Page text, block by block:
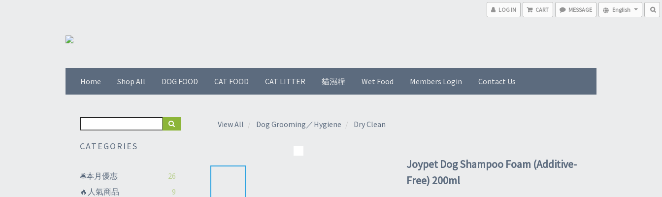
LOG IN CART MESSAGE English
Home Shop All DOG FOOD CAT FOOD CAT LITTER 貓濕糧 Wet Food Members Login Contact Us
CATEGORIES
🛎️本月優惠
26
🔥人氣商品
9
View All Dog Grooming／Hygiene Dry Clean
Joypet Dog Shampoo Foam (Additive-
Free) 200ml